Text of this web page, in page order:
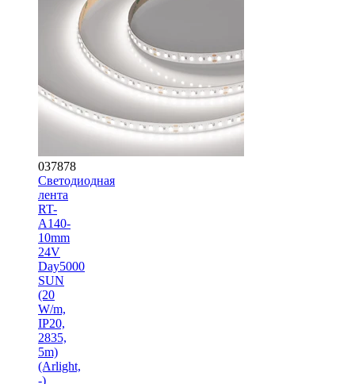
037878
Светодиодная
лента
RT-
A140-
10mm
24V
Day5000
SUN
(20
W/m,
IP20,
2835,
5m)
(Arlight,
-)